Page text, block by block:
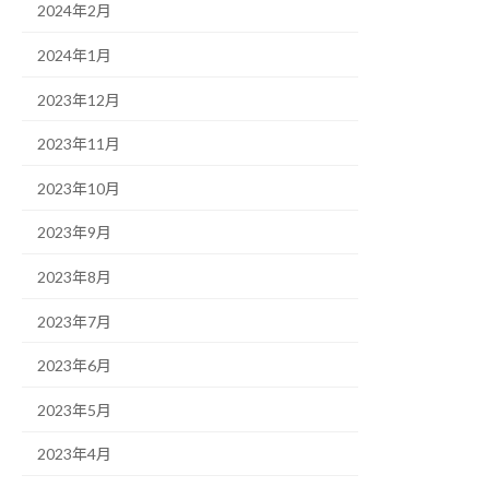
2024年2月
2024年1月
2023年12月
2023年11月
2023年10月
2023年9月
2023年8月
2023年7月
2023年6月
2023年5月
2023年4月